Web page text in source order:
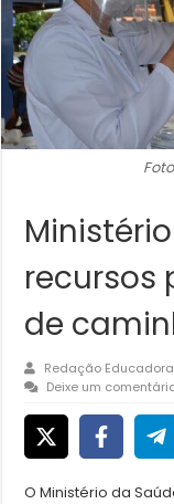
recursos
de
Redação Educadora
Deixe um
O Ministério da